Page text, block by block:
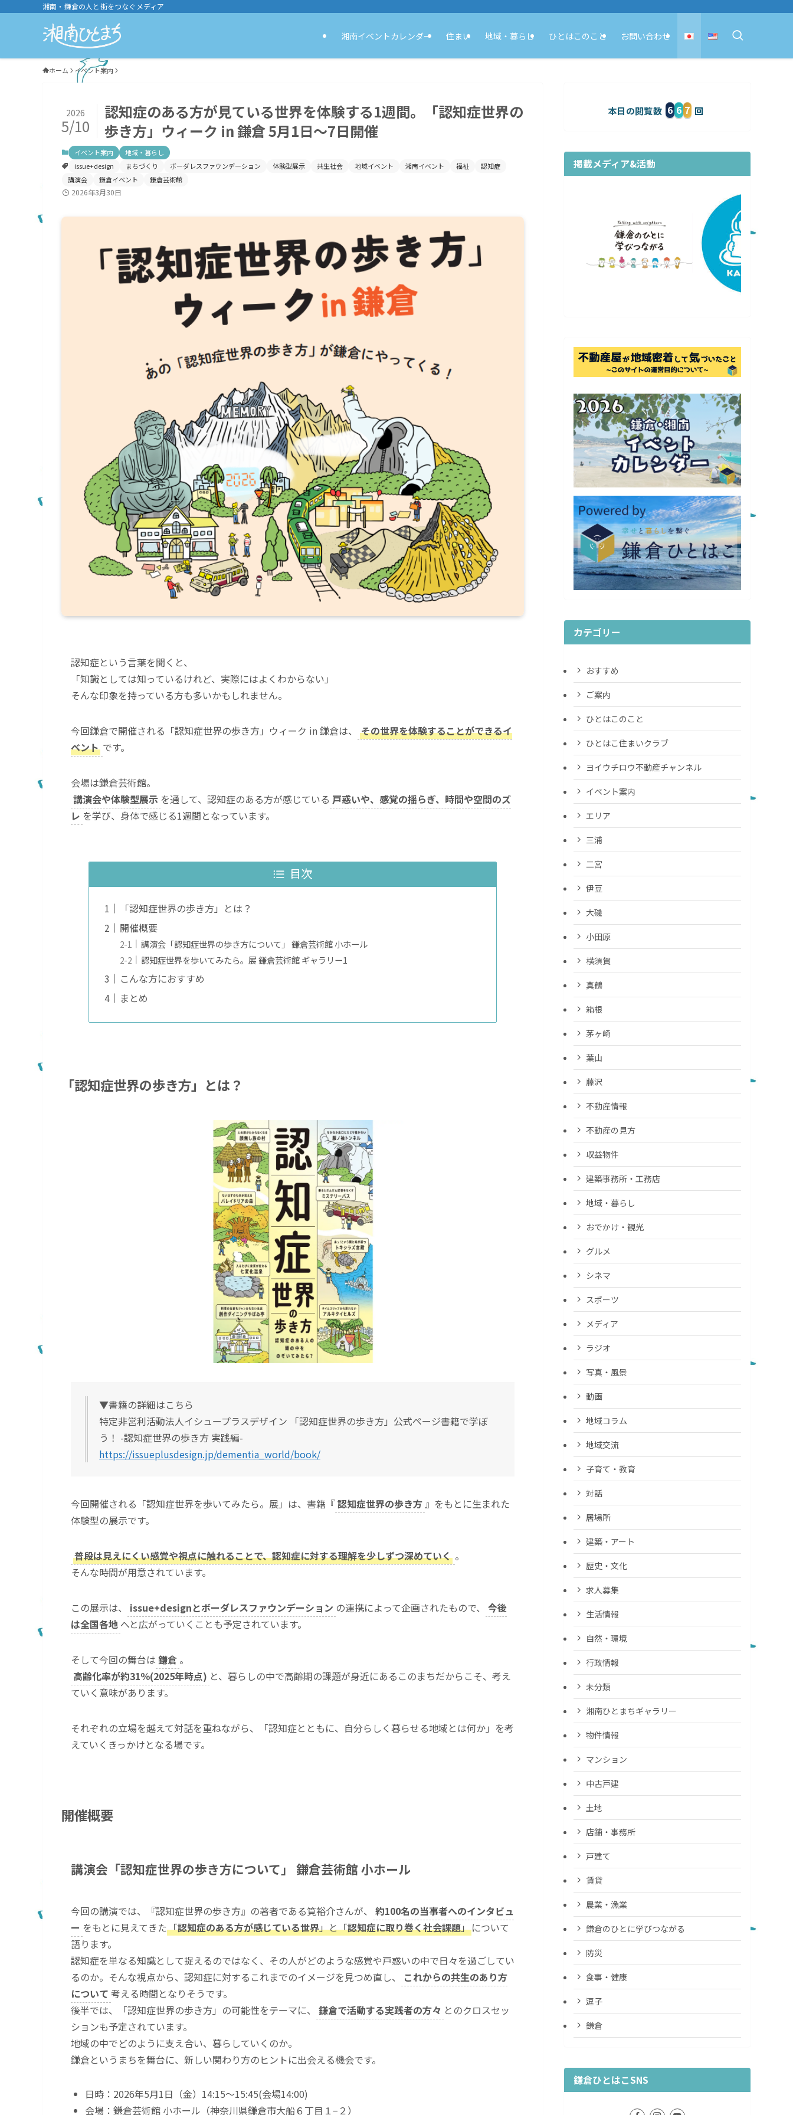
湘南・鎌倉の人と街をつなぐメディア
湘南イベントカレンダー 住まい 地域・暮らし ひとはこのこと お問い合わせ
ホーム イベント案内
認知症のある方が見ている世界を体験する1週間。「認知症世界の
歩き方」ウィーク in 鎌倉 5月1日〜7日開催
2026
5/10
イベント案内
地域・暮らし
issue+design
まちづくり ボーダレスファウンデーション 体験型展示 共生社会 地域イベント 湘南イベント 福祉
認知症
講演会
鎌倉イベント 鎌倉芸術館
2026年3月30日
認知症という言葉を聞くと、
「知識としては知っているけれど、実際にはよくわからない」
そんな印象を持っている方も多いかもしれません。
今回鎌倉で開催される「認知症世界の歩き方」ウィーク in 鎌倉は、
その世界を体験することができるイ
ベント です。
会場は鎌倉芸術館。
講演会や体験型展示 を通して、認知症のある方が感じている 戸惑いや、感覚の揺らぎ、時間や空間のズ
レ を学び、身体で感じる1週間となっています。
目次
「認知症世界の歩き方」とは？
開催概要
講演会「認知症世界の歩き方について」 鎌倉芸術館 小ホール
認知症世界を歩いてみたら。展 鎌倉芸術館 ギャラリー1
こんな方におすすめ
まとめ
「認知症世界の歩き方」とは？
▼書籍の詳細はこちら
特定非営利活動法人イシュープラスデザイン 「認知症世界の歩き方」公式ページ書籍で学ぼ
う！ -認知症世界の歩き方 実践編-
https://issueplusdesign.jp/dementia_world/book/
今回開催される「認知症世界を歩いてみたら。展」は、書籍『認知症世界の歩き方』をもとに生まれた
体験型の展示です。
普段は見えにくい感覚や視点に触れることで、認知症に対する理解を少しずつ深めていく 。
そんな時間が用意されています。
この展示は、 issue+designとボーダレスファウンデーション の連携によって企画されたもので、
今後
は全国各地 へと広がっていくことも予定されています。
そして今回の舞台は 鎌倉 。
高齢化率が約31％(2025年時点) と、暮らしの中で高齢期の課題が身近にあるこのまちだからこそ、考え
ていく意味があります。
それぞれの立場を越えて対話を重ねながら、「認知症とともに、自分らしく暮らせる地域とは何か」を考
えていくきっかけとなる場です。
開催概要
講演会「認知症世界の歩き方について」 鎌倉芸術館 小ホール
今回の講演では、『認知症世界の歩き方』の著者である筧裕介さんが、
約100名の当事者へのインタビュ
ー をもとに見えてきた「認知症のある方が感じている世界」と「認知症に取り巻く社会課題」について
語ります。
認知症を単なる知識として捉えるのではなく、その人がどのような感覚や戸惑いの中で日々を過ごしてい
るのか。そんな視点から、認知症に対するこれまでのイメージを見つめ直し、
これからの共生のあり方
について 考える時間となりそうです。
後半では、「認知症世界の歩き方」の可能性をテーマに、
鎌倉で活動する実践者の方々 とのクロスセッ
ションも予定されています。
地域の中でどのように支え合い、暮らしていくのか。
鎌倉というまちを舞台に、新しい関わり方のヒントに出会える機会です。
日時：2026年5月1日（金）14:15〜15:45(会場14:00)
会場：鎌倉芸術館 小ホール（神奈川県鎌倉市大船６丁目１−２）
本日の閲覧数 6 6 7
掲載メディア&活動
カテゴリー
おすすめ
ご案内
ひとはこのこと
ひとはこ住まいクラブ
ヨイウチロウ不動産チャンネル
イベント案内
エリア
三浦
二宮
伊豆
大磯
小田原
横須賀
真鶴
箱根
茅ヶ崎
葉山
藤沢
不動産情報
不動産の見方
収益物件
建築事務所・工務店
地域・暮らし
おでかけ・観光
グルメ
シネマ
スポーツ
メディア
ラジオ
写真・風景
動画
地域コラム
地域交流
子育て・教育
対話
居場所
建築・アート
歴史・文化
求人募集
生活情報
自然・環境
行政情報
未分類
湘南ひとまちギャラリー
物件情報
マンション
中古戸建
土地
店舗・事務所
戸建て
賃貸
農業・漁業
鎌倉のひとに学びつながる
防災
食事・健康
逗子
鎌倉
鎌倉ひとはこSNS